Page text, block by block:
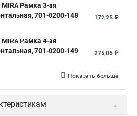
MIRA Рамка 3-ая
701-0200-148
172,25 ₽
MIRA Рамка 4-ая
701-0200-149
275,05 ₽
Показать больше